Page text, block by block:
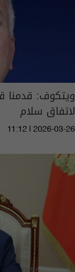
ويتكوف: قدمنا
لاتفاق سلام
11:12 | 2026-03-26